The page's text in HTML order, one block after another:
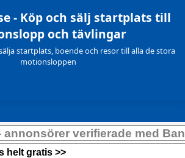
- Köp och sälj startplats till
och tävlingar
startplats, boende och resor till alla de stora
motionsloppen
annonsörer verifierade med
helt gratis >>